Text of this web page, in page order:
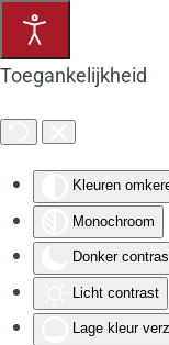
Toegankelijkheid
Kleuren
Monochroom
Donker
Licht contrast
Lage kleur
Terug naar